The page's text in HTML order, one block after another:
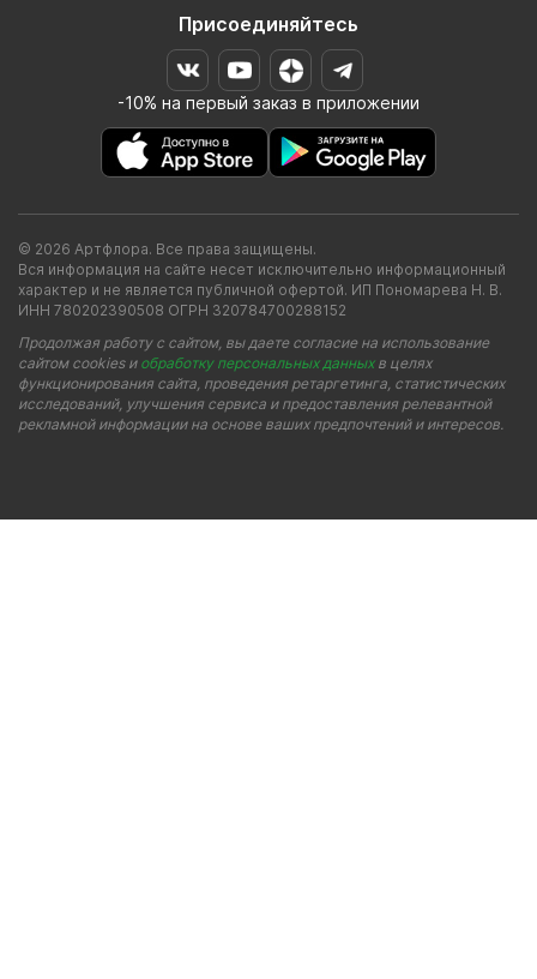
Присоединяйтесь
-10% на первый заказ в приложении
© 2026 Артфлора. Все права защищены.
Вся информация на сайте несет исключительно информационный
характер и не является публичной офертой. ИП Пономарева Н. В.
ИНН 780202390508 ОГРН 320784700288152
Продолжая работу с сайтом, вы даете согласие на использование
сайтом cookies и обработку персональных данныхв целях
функционирования сайта, проведения ретаргетинга, статистических
исследований, улучшения сервиса и предоставления релевантной
рекламной информации на основе ваших предпочтений и интересов.